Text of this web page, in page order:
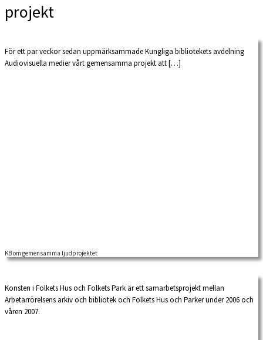
projekt
För ett par veckor sedan uppmärksammade Kungliga bibliotekets avdelning
Audiovisuella medier vårt gemensamma projekt att […]
KB om gemensamma ljudprojektet
Konsten i Folkets Hus och Folkets Park är ett samarbetsprojekt mellan
Arbetarrörelsens arkiv och bibliotek och Folkets Hus och Parker under 2006 och
våren 2007.